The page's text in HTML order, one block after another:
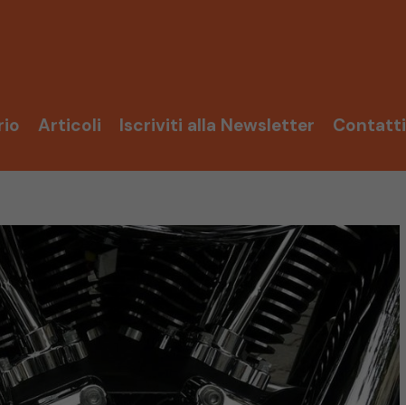
Articoli Iscriviti alla Newsletter Contatti